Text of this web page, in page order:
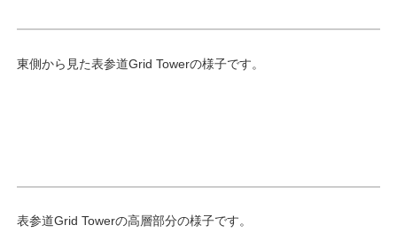
東側から見た表参道Grid Towerの様子です。
表参道Grid Towerの高層部分の様子です。